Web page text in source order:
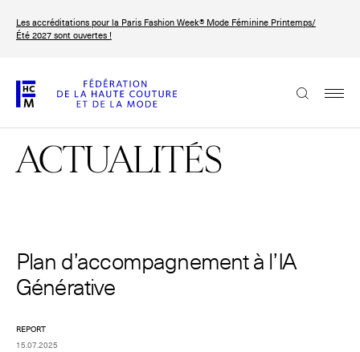
contenu
Les accréditations pour la Paris Fashion Week® Mode Féminine Printemps/
Été 2027 sont ouvertes !
ACTUALITÉS
Plan d’accompagnement à l’IA
Générative
REPORT
15.07.2025
FRANÇAIS ENGLISH
La Fédération
La FHCM
La gouvernance
Les membres
Les événements de la FHCM
Paris Fashion Week®
Haute Couture Week